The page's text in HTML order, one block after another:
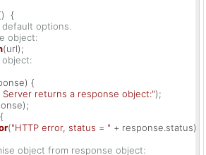
)  {
options.
object:
(url);
object:
) {
Server returns a response object:");
("HTTP error, status = " + response. status);
object from response object: